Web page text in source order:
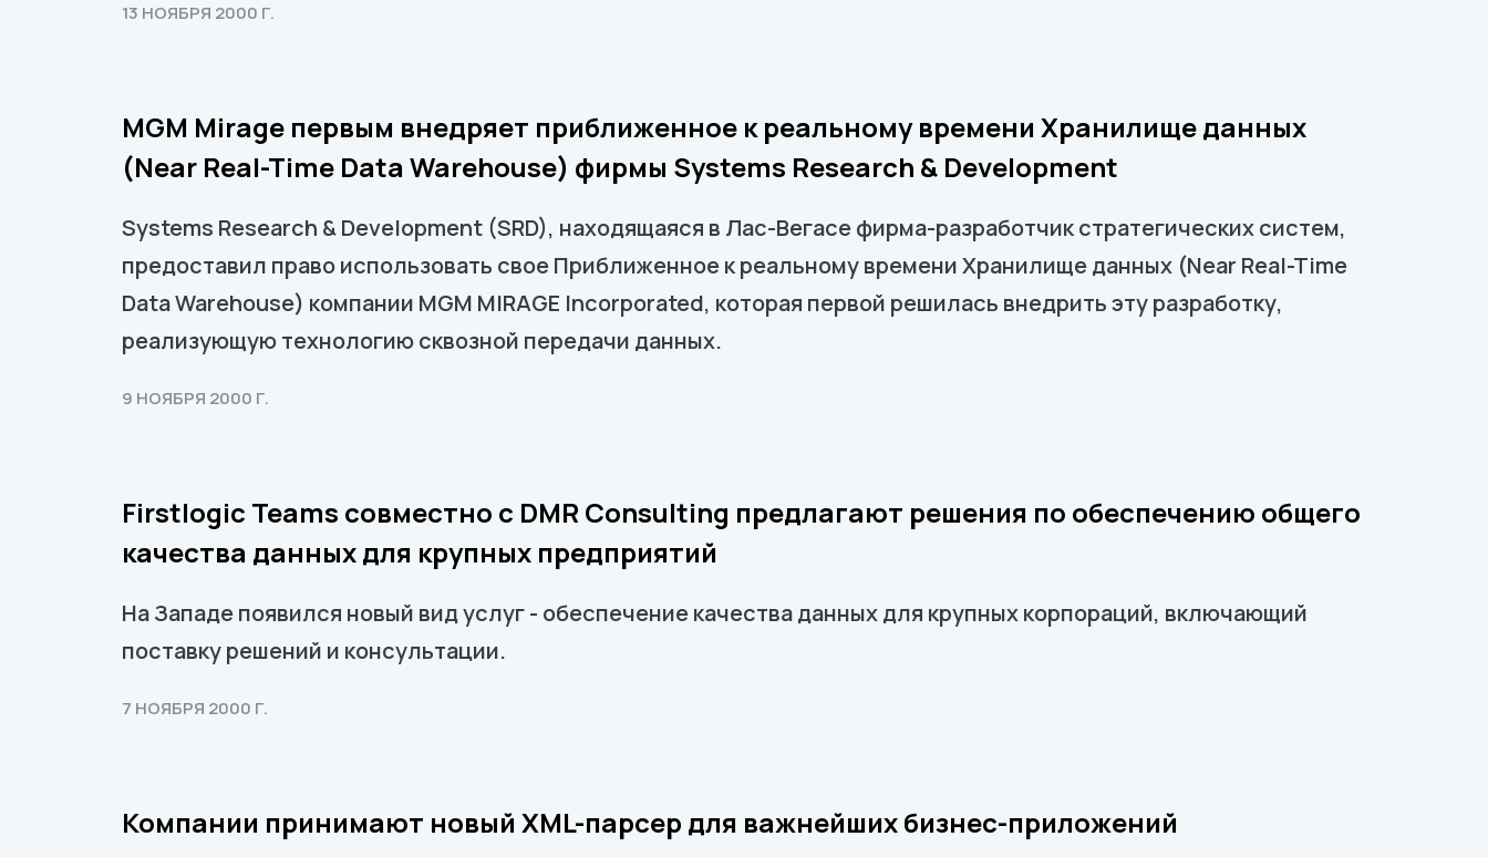
13 НОЯБРЯ 2000 Г.
MGM Mirage первым внедряет приближенное к реальному времени Хранилище данных
(Near Real-Time Data Warehouse) фирмы Systems Research & Development
Systems Research & Development (SRD), находящаяся в Лас-Вегасе фирма-разработчик стратегических систем,
предоставил право использовать свое Приближенное к реальному времени Хранилище данных (Near Real-Time
Data Warehouse) компании MGM MIRAGE Incorporated, которая первой решилась внедрить эту разработку,
реализующую технологию сквозной передачи данных.
9 НОЯБРЯ 2000 Г.
Firstlogic Teams совместно с DMR Consulting предлагают решения по обеспечению общего
качества данных для крупных предприятий
На Западе появился новый вид услуг - обеспечение качества данных для крупных корпораций, включающий
поставку решений и консультации.
7 НОЯБРЯ 2000 Г.
Компании принимают новый XML-парсер для важнейших бизнес-приложений